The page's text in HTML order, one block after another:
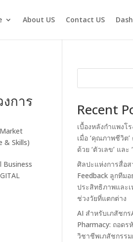
About US Contact US
การ
& Skills)
Business
Recent
เบื้องหลังกำแพงโ
เมื่อ ‘คุณภาพชีวิต’
ด้วย ‘ตัวเลข’ และ
ศิลปะแห่งการสื่อส
Feedback ลูกทีมอ
ประสิทธิภาพและ
ช่วงวัยที่แตกต่าง
AI สำหรับเภสัชกร
Pharmacy: ถอดร
วิชาชีพเภสัชกรร